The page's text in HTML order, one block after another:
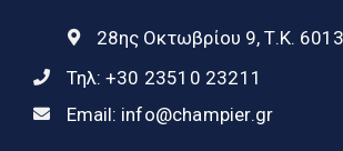
28ης Οκτωβρίου 9, Τ.Κ.
Τηλ: +30 23510 23211
Email: info@champier.gr